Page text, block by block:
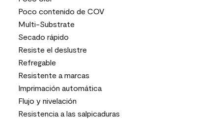
Poco contenido de COV
Multi-Substrate
Secado rápido
Resiste el deslustre
Refregable
Resistente a marcas
Imprimación automática
Flujo y nivelación
Resistencia a las salpicaduras